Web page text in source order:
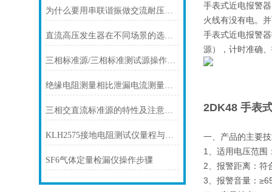
为什么要用串联谐振做交流耐压试验？
直流高压发生器在不同场景的选型方法
三相标准源/三相标准测试源操作方法
绝缘电阻测量相比泄漏电流测量的优点
三相交直流标准源的特性及注意事项
KLH2575接地电阻测试仪量程与精度
SF6气体定量检漏仪操作步骤
手表式近电报警
火线有没有电。
手表式近电报警
源），计时准确
2DK48 手表
一、产品的主要
1、适用电压范围
2、报警距离：符
3、报警音量：